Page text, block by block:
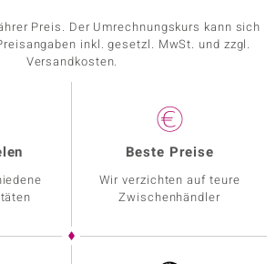
Preis. Der Umrechnungskurs kann sich
inkl. gesetzl. MwSt. und zzgl.
Versandkosten.
Beste Preise
Wir verzichten auf teure
Zwischenhändler